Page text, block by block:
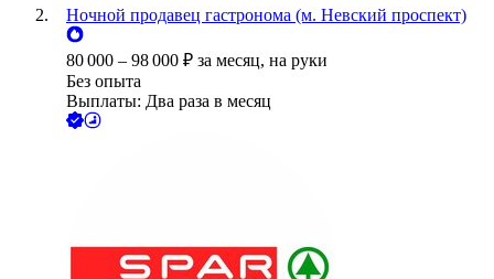
Ночной продавец гастронома (м. Невский проспект)
80 000 – 98 000 ₽ за месяц, на руки
Без опыта
Выплаты: Два раза в месяц